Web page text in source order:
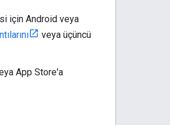
için Android veya
veya üçüncü
App Store'a